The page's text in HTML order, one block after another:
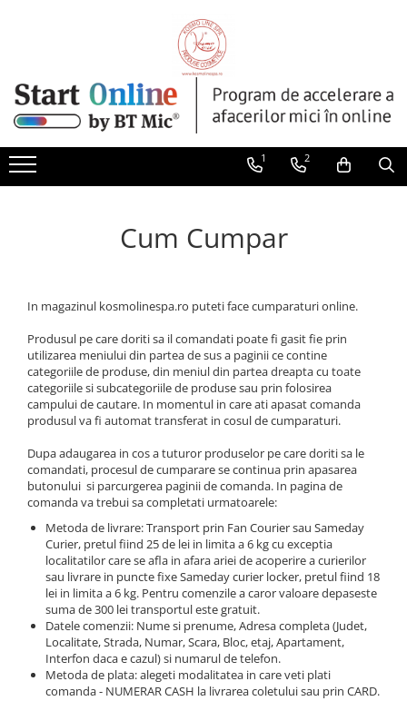
AFRODISIAC
ANTICELULITIC & DRENAJ
FACIAL
FERMITATE
LUMANARI - ULEI CALD
VERGETURI
CELULITA
FACIAL
FERMITATE
HIDRATARE
IMPACHETARI
RELAXARE
TERAPEUTICE
ANTICELULITIC & SLABIRE
ANTIVERGETURI
BETE BAMBUS & MADEROTERAPIE
DEEP TISSUE
SIHATSU (PRESOPUNCT)
SPORTIV
SUEDEZ (RELAXANT)
THAILANDEZ (LOMI-LOMI)
GELURI DE DUS
SAPUNURI LICHIDE
SAMPOANE
ULEI DE PAR
1 2
Cum Cumpar
In magazinul kosmolinespa.ro puteti face cumparaturi online.
Produsul pe care doriti sa il comandati poate fi gasit fie prin
utilizarea meniului din partea de sus a paginii ce contine
categoriile de produse, din meniul din partea dreapta cu toate
categoriile si subcategoriile de produse sau prin folosirea
campului de cautare. In momentul in care ati apasat comanda
produsul va fi automat transferat in cosul de cumparaturi.
Dupa adaugarea in cos a tuturor produselor pe care doriti sa le
comandati, procesul de cumparare se continua prin apasarea
butonului si parcurgerea paginii de comanda. In pagina de
comanda va trebui sa completati urmatoarele:
Metoda de livrare: Transport prin Fan Courier sau Sameday
Curier, pretul fiind 25 de lei in limita a 6 kg cu exceptia
localitatilor care se afla in afara ariei de acoperire a curierilor
sau livrare in puncte fixe Sameday curier locker, pretul fiind 18
lei in limita a 6 kg. Pentru comenzile a caror valoare depaseste
suma de 300 lei transportul este gratuit.
Datele comenzii: Nume si prenume, Adresa completa (Judet,
Localitate, Strada, Numar, Scara, Bloc, etaj, Apartament,
Interfon daca e cazul) si numarul de telefon.
Metoda de plata: alegeti modalitatea in care veti plati
comanda - NUMERAR CASH la livrarea coletului sau prin CARD.